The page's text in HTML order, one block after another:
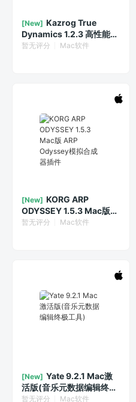
[New] Kazrog True
Dynamics 1.2.3 高性能动
态处理插件
暂无评分 Mac软件
[New] KORG ARP
ODYSSEY 1.5.3 Mac版
ARP Odyssey模拟合成器
暂无评分 Mac软件
[New] Yate 9.2.1 Mac激
活版(音乐元数据编辑终极
工具)
暂无评分 Mac软件